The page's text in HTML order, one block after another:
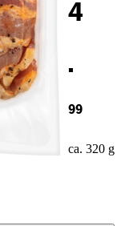
4
.
99
ca. 320 g